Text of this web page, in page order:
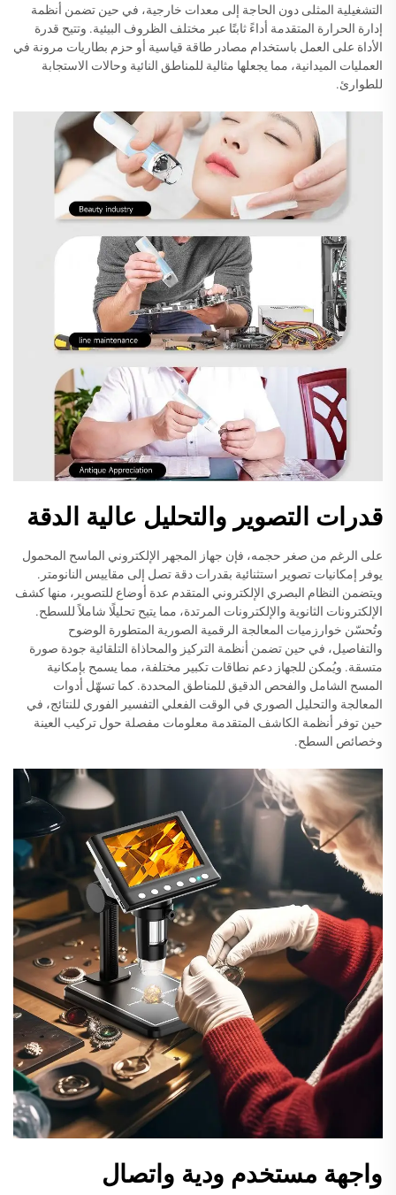
التشغيلية المثلى دون الحاجة إلى معدات خارجية، في حين تضمن أنظمة
إدارة الحرارة المتقدمة أداءً ثابتًا عبر مختلف الظروف البيئية. وتتيح قدرة
الأداة على العمل باستخدام مصادر طاقة قياسية أو حزم بطاريات مرونة في
العمليات الميدانية، مما يجعلها مثالية للمناطق النائية وحالات الاستجابة
للطوارئ.
قدرات التصوير والتحليل عالية الدقة
على الرغم من صغر حجمه، فإن جهاز المجهر الإلكتروني الماسح المحمول
يوفر إمكانيات تصوير استثنائية بقدرات دقة تصل إلى مقاييس النانومتر.
ويتضمن النظام البصري الإلكتروني المتقدم عدة أوضاع للتصوير، منها كشف
الإلكترونات الثانوية والإلكترونات المرتدة، مما يتيح تحليلًا شاملاً للسطح.
وتُحسّن خوارزميات المعالجة الرقمية الصورية المتطورة الوضوح
والتفاصيل، في حين تضمن أنظمة التركيز والمحاذاة التلقائية جودة صورة
متسقة. ويُمكن للجهاز دعم نطاقات تكبير مختلفة، مما يسمح بإمكانية
المسح الشامل والفحص الدقيق للمناطق المحددة. كما تسهّل أدوات
المعالجة والتحليل الصوري في الوقت الفعلي التفسير الفوري للنتائج، في
حين توفر أنظمة الكاشف المتقدمة معلومات مفصلة حول تركيب العينة
وخصائص السطح.
واجهة مستخدم ودية واتصال